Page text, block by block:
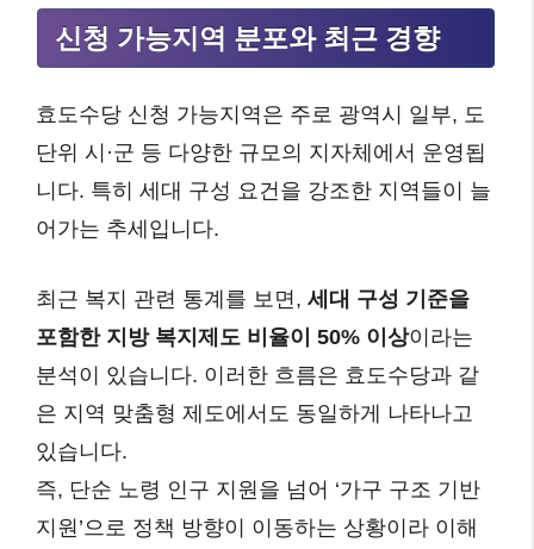
신청 가능지역 분포와 최근 경향
효도수당 신청 가능지역은 주로 광역시 일부, 도
단위 시·군 등 다양한 규모의 지자체에서 운영됩
니다. 특히 세대 구성 요건을 강조한 지역들이 늘
어가는 추세입니다.
최근 복지 관련 통계를 보면, 세대 구성 기준을
포함한 지방 복지제도 비율이 50% 이상이라는
분석이 있습니다. 이러한 흐름은 효도수당과 같
은 지역 맞춤형 제도에서도 동일하게 나타나고
있습니다.
즉, 단순 노령 인구 지원을 넘어 ‘가구 구조 기반
지원’으로 정책 방향이 이동하는 상황이라 이해